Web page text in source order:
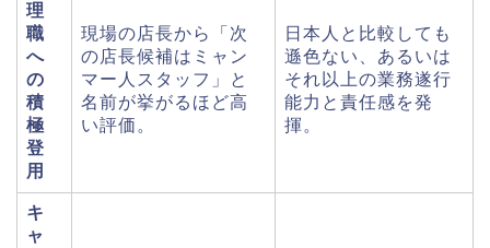
理
職
へ
の
積
極
登
用
現場の店長から「次
の店長候補はミャン
マー人スタッフ」と
名前が挙がるほど高
い評価。
日本人と比較しても
遜色ない、あるいは
それ以上の業務遂行
能力と責任感を発
揮。
キ
ャ